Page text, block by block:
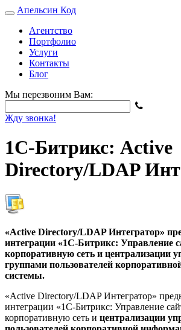
Апельсин Код
Агентство
Портфолио
Услуги
Контакты
Блог
Мы перезвоним Вам:
Жду звонка!
1С-Битрикс: Active
Directory/LDAP
«Active Directory/LDAP Интегратор»
интеграции «1C-Битрикс: Управление
корпоративную сеть и централизации
группами пользователей
системы.
«Active Directory/LDAP Интегратор»
интеграции «1C-Битрикс: Управление
корпоративную сеть и централизации